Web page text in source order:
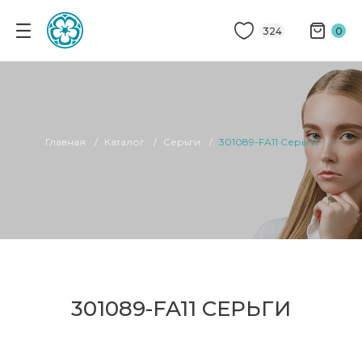
324 0
Главная Каталог Серьги 301089-FA11 Серьги
301089-FA11 СЕРЬГИ